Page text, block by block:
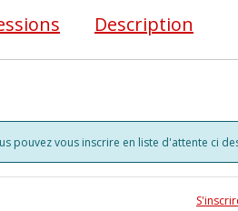
Description
pouvez vous inscrire en liste d'attente ci